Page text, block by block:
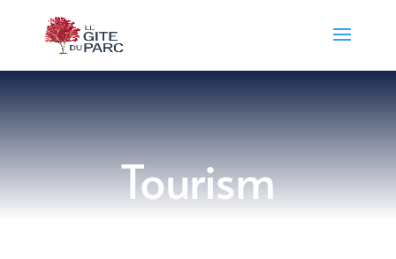
​Tourism